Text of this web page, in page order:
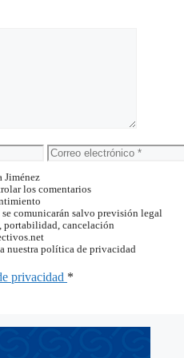
Correo
electrónico
Jiménez
los comentarios
comunicarán salvo previsión legal
portabilidad, cancelación
nuestra política de privacidad
privacidad *